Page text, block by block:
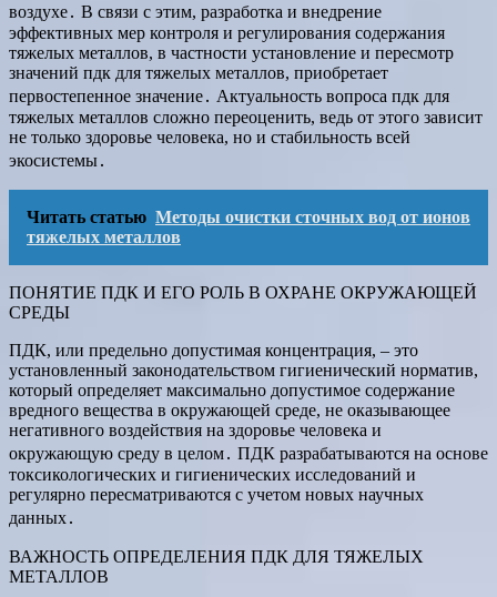
воздухе․ В связи с этим, разработка и внедрение
эффективных мер контроля и регулирования содержания
тяжелых металлов, в частности установление и пересмотр
значений пдк для тяжелых металлов, приобретает
первостепенное значение․ Актуальность вопроса пдк для
тяжелых металлов сложно переоценить, ведь от этого зависит
не только здоровье человека, но и стабильность всей
экосистемы․
Читать статью Методы очистки сточных вод от ионов
тяжелых металлов
ПОНЯТИЕ ПДК И ЕГО РОЛЬ В ОХРАНЕ ОКРУЖАЮЩЕЙ
СРЕДЫ
ПДК, или предельно допустимая концентрация, – это
установленный законодательством гигиенический норматив,
который определяет максимально допустимое содержание
вредного вещества в окружающей среде, не оказывающее
негативного воздействия на здоровье человека и
окружающую среду в целом․ ПДК разрабатываются на основе
токсикологических и гигиенических исследований и
регулярно пересматриваются с учетом новых научных
данных․
ВАЖНОСТЬ ОПРЕДЕЛЕНИЯ ПДК ДЛЯ ТЯЖЕЛЫХ
МЕТАЛЛОВ